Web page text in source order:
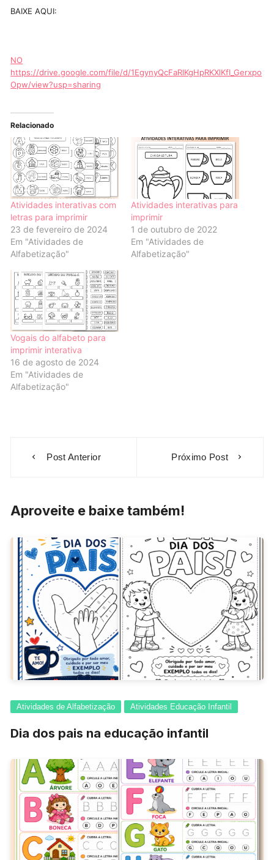
BAIXE AQUI:
NO
https://drive.google.com/file/d/1EgynyQcFaRIKgHpRKXlKfI_Gerxpo
Opw/view?usp=sharing
Relacionado
Atividades interativas com
letras para imprimir
23 de fevereiro de 2024
Em "Atividades de
Alfabetização"
Atividades interativas para
imprimir
1 de outubro de 2022
Em "Atividades de
Alfabetização"
Vogais do alfabeto para
imprimir interativa
16 de agosto de 2024
Em "Atividades de
Alfabetização"
Post Anterior Próximo Post
Aproveite e baixe também!
Atividades de Alfabetização Atividades Educação Infantil
Dia dos pais na educação infantil